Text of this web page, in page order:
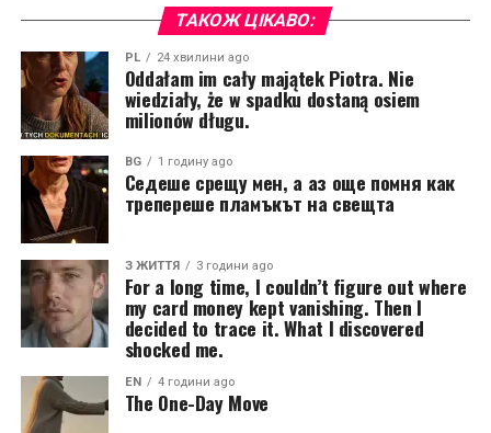
ТАКОЖ ЦІКАВО:
PL 24 хвилини ago
Oddałam im cały majątek Piotra. Nie
wiedziały, że w spadku dostaną osiem
milionów długu.
BG 1 годину ago
Седеше срещу мен, а аз още помня как
трепереше пламъкът на свещта
З ЖИТТЯ 3 години ago
For a long time, I couldn’t figure out where
my card money kept vanishing. Then I
decided to trace it. What I discovered
shocked me.
EN 4 години ago
The One-Day Move